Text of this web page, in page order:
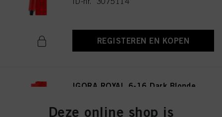
REGISTEREN EN KOPEN
IGORA ROYAL 6-16 Dark Blonde
ID-nr. 3075141
Deze online shop is